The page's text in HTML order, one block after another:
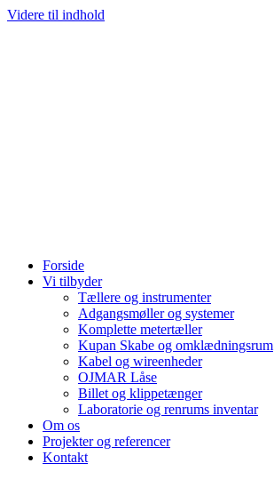
Videre til indhold
Forside
Vi tilbyder
Tællere og instrumenter
Adgangsmøller og systemer
Komplette metertæller
Kupan Skabe og omklædningsrum
Kabel og wireenheder
OJMAR Låse
Billet og klippetænger
Laboratorie og renrums inventar
Om os
Projekter og referencer
Kontakt